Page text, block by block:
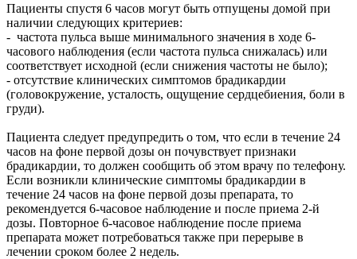
Пациенты спустя 6 часов могут быть отпущены домой при
наличии следующих критериев:
- частота пульса выше минимального значения в ходе 6-
часового наблюдения (если частота пульса снижалась) или
соответствует исходной (если снижения частоты не было);
- отсутствие клинических симптомов брадикардии
(головокружение, усталость, ощущение сердцебиения, боли в
груди).
Пациента следует предупредить о том, что если в течение 24
часов на фоне первой дозы он почувствует признаки
брадикардии, то должен сообщить об этом врачу по телефону.
Если возникли клинические симптомы брадикардии в
течение 24 часов на фоне первой дозы препарата, то
рекомендуется 6-часовое наблюдение и после приема 2-й
дозы. Повторное 6-часовое наблюдение после приема
препарата может потребоваться также при перерыве в
лечении сроком более 2 недель.